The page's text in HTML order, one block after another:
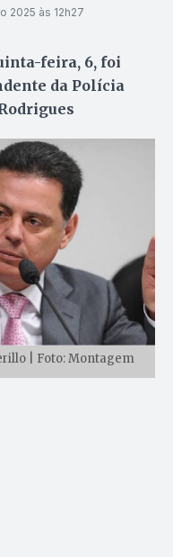
2025 às 12h27
feira, 6, foi
da Polícia
| Foto: Montagem